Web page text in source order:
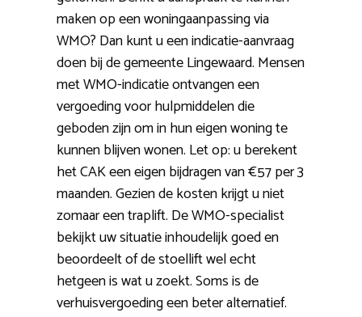
maken op een woningaanpassing via
WMO? Dan kunt u een indicatie-aanvraag
doen bij de gemeente Lingewaard. Mensen
met WMO-indicatie ontvangen een
vergoeding voor hulpmiddelen die
geboden zijn om in hun eigen woning te
kunnen blijven wonen. Let op: u berekent
het CAK een eigen bijdragen van €57 per 3
maanden. Gezien de kosten krijgt u niet
zomaar een traplift. De WMO-specialist
bekijkt uw situatie inhoudelijk goed en
beoordeelt of de stoellift wel echt
hetgeen is wat u zoekt. Soms is de
verhuisvergoeding een beter alternatief.